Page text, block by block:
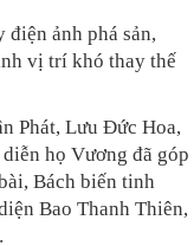
ảnh phá sản,
vị trí khó thay thế
Phát, Lưu Đức Hoa,
họ Vương đã góp
Bách biến tinh
Bao Thanh Thiên,